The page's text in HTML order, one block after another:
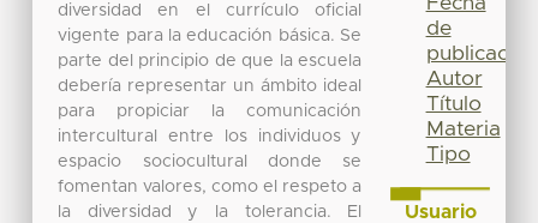
diversidad en el currículo oficial
vigente para la educación básica. Se
parte del principio de que la escuela
debería representar un ámbito ideal
para propiciar la comunicación
intercultural entre los individuos y
espacio sociocultural donde se
fomentan valores, como el respeto a
la diversidad y la tolerancia. El
de
publicación
Autor
Título
Materia
Tipo
Usuario